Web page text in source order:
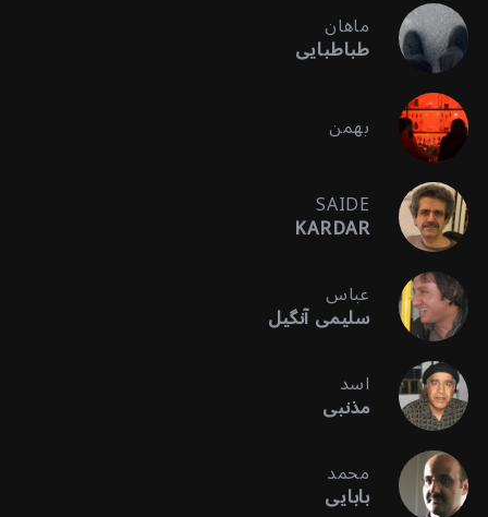
ماهان
طباطبایی
بهمن
SAIDE
KARDAR
عباس
سلیمی آنگیل
اسد
مذنبی
محمد
بابایی